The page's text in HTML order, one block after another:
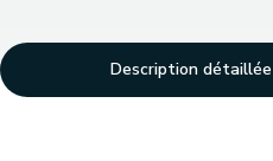
Description détaillée